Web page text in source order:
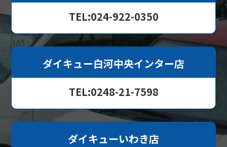
TEL:024-922-0350
ダイキュー白河中央インター店
TEL:0248-21-7598
ダイキューいわき店